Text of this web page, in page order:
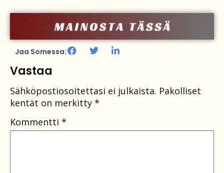
Jaa Somessa:
Vastaa
Sähköpostiosoitettasi ei julkaista. Pakolliset
kentät on merkitty *
Kommentti *